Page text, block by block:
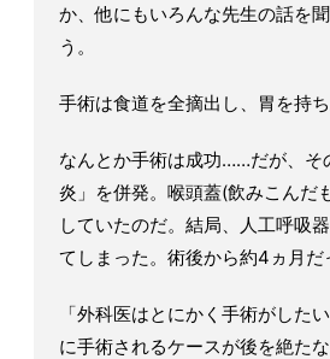
か、他にもいろんな先生の話を
う。
手術は食道を全摘出し、胃を持
なんとか手術は成功……だが、そ
炎」を併発。喉頭蓋(飲みこんだ
していたのだ。結局、人工呼吸
てしまった。術後から約4ヵ月だ
「外科医はとにかく手術がした
に手術されるケースが後を絶た